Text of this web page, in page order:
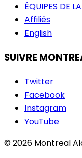
ÉQUIPES DE
Affiliés
English
SUIVRE
Twitter
Facebook
Instagram
YouTube
© 2026 Montreal